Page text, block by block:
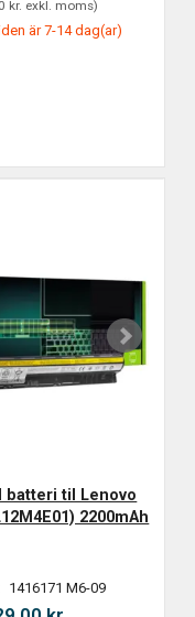
kr. exkl. moms)
är 7-14 dag(ar)
batteri til Lenovo
2200mAh
1416171 M6-09